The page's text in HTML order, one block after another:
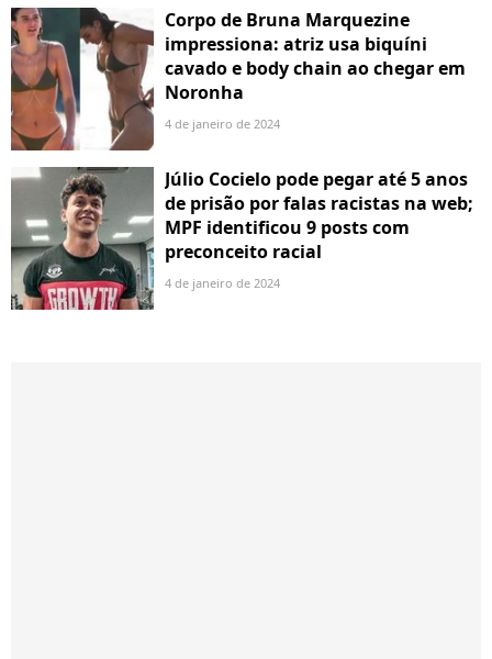
Corpo de Bruna Marquezine
impressiona: atriz usa biquíni
cavado e body chain ao chegar em
Noronha
4 de janeiro de 2024
Júlio Cocielo pode pegar até 5 anos
de prisão por falas racistas na web;
MPF identificou 9 posts com
preconceito racial
4 de janeiro de 2024